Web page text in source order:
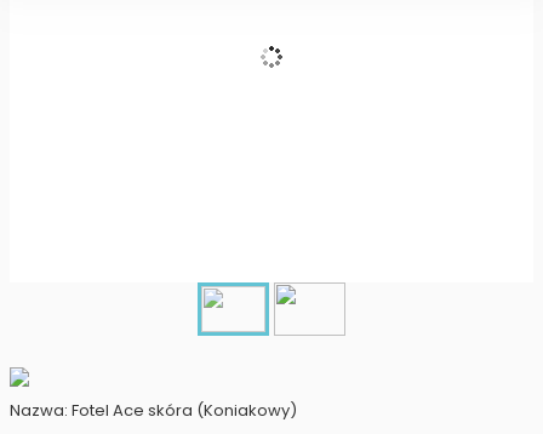
Nazwa: Fotel Ace skóra (Koniakowy)